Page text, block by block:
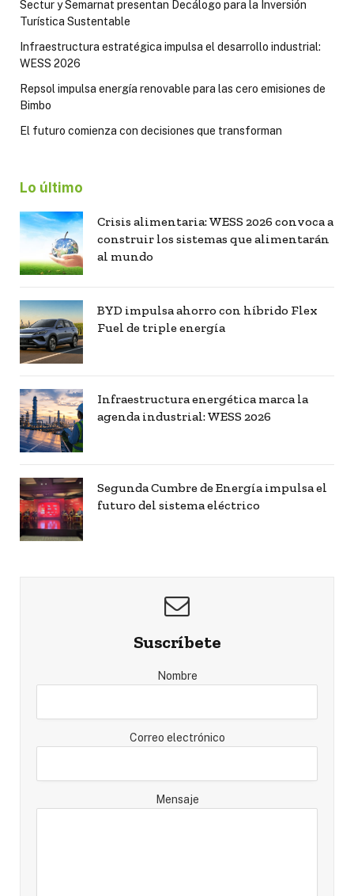
Sectur y Semarnat presentan Decálogo para la Inversión
Turística Sustentable
Infraestructura estratégica impulsa el desarrollo industrial:
WESS 2026
Repsol impulsa energía renovable para las cero emisiones de
Bimbo
El futuro comienza con decisiones que transforman
Lo último
Crisis alimentaria: WESS 2026 convoca a
construir los sistemas que alimentarán
al mundo
BYD impulsa ahorro con híbrido Flex
Fuel de triple energía
Infraestructura energética marca la
agenda industrial: WESS 2026
Segunda Cumbre de Energía impulsa el
futuro del sistema eléctrico
Suscríbete
Nombre
Correo electrónico
Mensaje